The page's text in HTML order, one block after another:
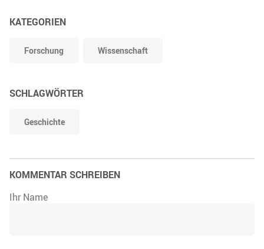
KATEGORIEN
Forschung Wissenschaft
SCHLAGWÖRTER
Geschichte
KOMMENTAR SCHREIBEN
Ihr Name